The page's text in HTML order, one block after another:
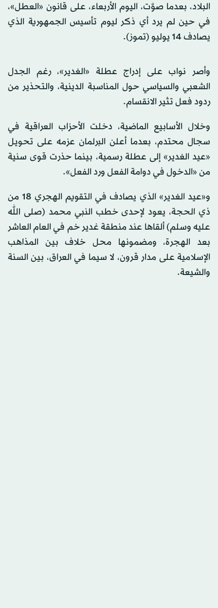
البلاد، بعدما صوَّت، اليوم الأربعاء، على قانون «العطل»،
في حين لم يرد أي ذكر ليوم تأسيس الجمهورية الذي
يصادف 14 يوليو (تموز).
وأصر نواب على إدراج عطلة «الغدير»، رغم الجدل
الشعبي والسياسي حول المناسبة الدينية، والتحذير من
ردود فعل تثير الانقسام.
وخلال الأسابيع الماضية، ​دخلت الأحزاب العراقية في
سجال محتدم، بعدما أعلن البرلمان عزمه على تحويل
«عيد الغدير» إلى عطلة رسمية، بينما حذرت قوى سنية
من «الدخول في دوامة الفعل ورد الفعل».
و«عيد الغدير» الذي يصادف في التقويم الهجري 18 من
ذي الحجة، يعود لإحدى خطب النبي محمد (صلى الله
عليه وسلم) ألقاها عند منطقة غدير خم في العام العاشر
بعد الهجرة، ومضمونها محل خلاف بين المذاهب
الإسلامية على مدار قرون، لا سيما في العراق، بين السنة
والشيعة.